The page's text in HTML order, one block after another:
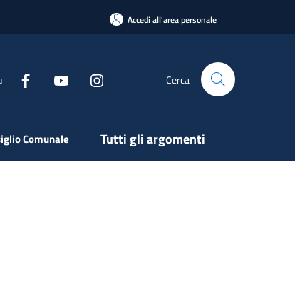
Accedi all'area personale
Cerca
Comunale Tutti gli argomenti